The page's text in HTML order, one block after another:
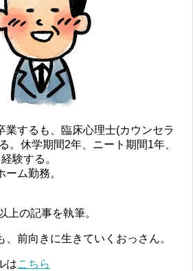
業するも、臨床心理士(カウンセラ
。休学期間2年、ニート期間1年、
験する。
ム勤務。
上の記事を執筆。
、前向きに生きていくおっさん。
はこちら